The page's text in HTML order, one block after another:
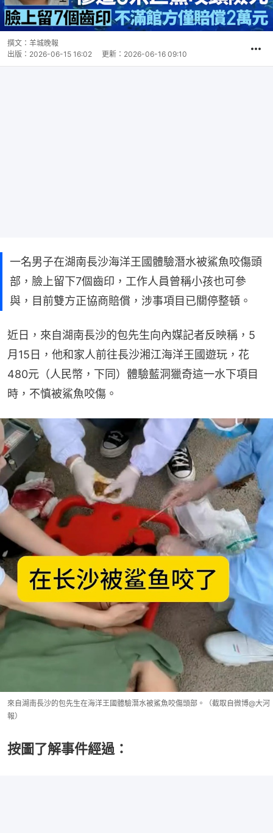
撰文： 羊城晚報
出版： 2026-06-15 16:02 更新： 2026-06-16 09:10
一名男子在湖南長沙海洋王國體驗潛水被鯊魚咬傷頭
部，臉上留下7個齒印，工作人員曾稱小孩也可參
與，目前雙方正協商賠償，涉事項目已關停整頓。
近日，來自湖南長沙的包先生向內媒記者反映稱，5
月15日，他和家人前往長沙湘江海洋王國遊玩，花
480元（人民幣，下同）體驗藍洞獵奇這一水下項目
時，不慎被鯊魚咬傷。
來自湖南長沙的包先生在海洋王國體驗潛水被鯊魚咬傷頭部。（截取自微博@大河
報）
按圖了解事件經過：